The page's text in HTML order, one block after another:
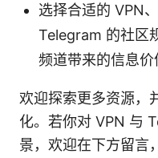
选择合适的 VPN
Telegram 的社区
频道带来的信息价
欢迎探索更多资源，
化。若你对 VPN 与
景，欢迎在下方留言